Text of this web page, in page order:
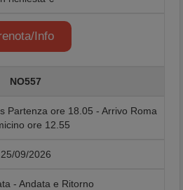
Info
NO557
Partenza ore 18.05 - Arrivo Roma
ore 12.55
25/09/2026
- Andata e Ritorno